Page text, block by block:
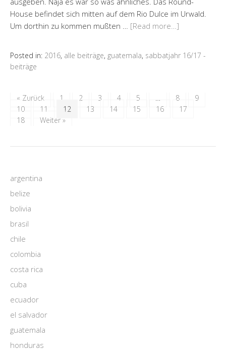
House befindet sich mitten auf dem Rio Dulce im Urwald.
Um dorthin zu kommen mußten … [Read more…]
Posted in: 2016, alle beiträge, guatemala, sabbatjahr 16/17 -
beiträge
« Zurück 1 2 3 4 5 … 8
9
10
11 12 13 14 15 16
17
18
Weiter »
argentina
belize
bolivia
brasil
chile
colombia
costa rica
cuba
ecuador
el salvador
guatemala
honduras